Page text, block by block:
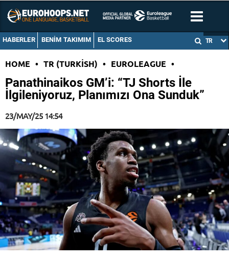
HABERLER BENIM TAKIMIM EL SCORES TR
HOME • TR (TURKISH) • EUROLEAGUE •
Panathinaikos GM’i: “TJ Shorts İle
İlgileniyoruz, Planımızı Ona Sunduk”
23/MAY/25 14:54